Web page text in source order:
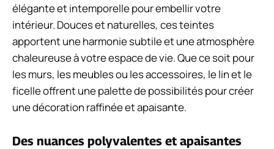
élégante et intemporelle pour embellir votre
intérieur. Douces et naturelles, ces teintes
apportent une harmonie subtile et une atmosphère
chaleureuse à votre espace de vie. Que ce soit pour
les murs, les meubles ou les accessoires, le lin et le
ficelle offrent une palette de possibilités pour créer
une décoration raffinée et apaisante.
Des nuances polyvalentes et apaisantes